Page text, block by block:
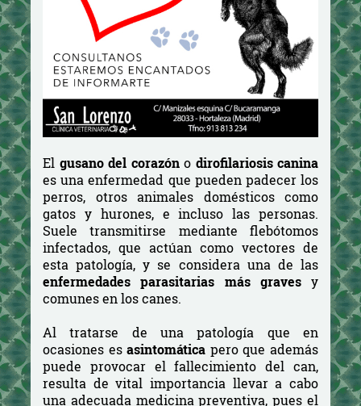
El gusano del corazóno dirofilariosis canina
es una enfermedad que pueden padecer los
perros, otros animales domésticos como
gatos y hurones, e incluso las personas.
Suele transmitirse mediante flebótomos
infectados, que actúan como vectores de
esta patología, y se considera una de las
enfermedades parasitarias
más gravesy
comunes en los canes.
Al tratarse de una patología que en
ocasiones esasintomática pero que además
puede provocar el fallecimiento del can,
resulta de vital importancia llevar a cabo
una adecuada medicina preventiva, pues el